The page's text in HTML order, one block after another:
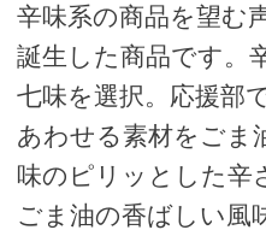
辛味系の商品を望む
誕生した商品です。
七味を選択。応援部
あわせる素材をごま
味のピリッとした辛
ごま油の香ばしい風